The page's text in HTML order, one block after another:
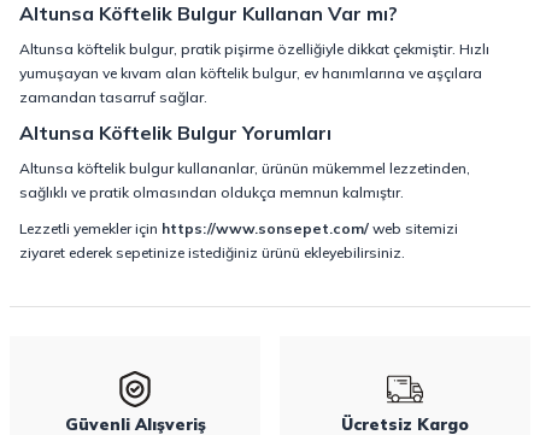
Altunsa Köftelik Bulgur Kullanan Var mı?
Altunsa köftelik bulgur, pratik pişirme özelliğiyle dikkat çekmiştir. Hızlı
yumuşayan ve kıvam alan köftelik bulgur, ev hanımlarına ve aşçılara
zamandan tasarruf sağlar.
Altunsa Köftelik Bulgur Yorumları
Altunsa köftelik bulgur kullananlar, ürünün mükemmel lezzetinden,
sağlıklı ve pratik olmasından oldukça memnun kalmıştır.
Lezzetli yemekler için https://www.sonsepet.com/ web sitemizi
ziyaret ederek sepetinize istediğiniz ürünü ekleyebilirsiniz.
Güvenli Alışveriş Ücretsiz Kargo